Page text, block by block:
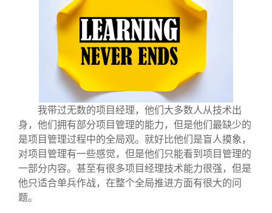
我带过无数的项目经理，他们大多数人从技术出
身，他们拥有部分项目管理的能力，但是他们最缺少的
是项目管理过程中的全局观。就好比他们是盲人摸象，
对项目管理有一些感觉，但是他们只能看到项目管理的
一部分内容。甚至有很多项目经理技术能力很强，但是
他只适合单兵作战，在整个全局推进方面有很大的问
题。